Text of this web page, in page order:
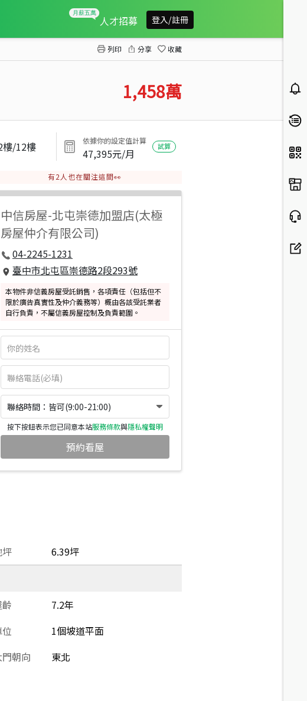
人才招募 登入/註冊
列印 分享 收藏
1,458萬
樓/12樓 依據你的設定值計算
47,395元/月
試算
有2 人也在關注這間👀
中信房屋-北屯崇德加盟店(太極
房屋仲介有限公司)
04-2245-1231
臺中市北屯區崇德路2段293號
本物件非信義房屋受託銷售，各項責任（包括但不
限於廣告真實性及仲介義務等）概由各該受託業者
自行負責，不屬信義房屋控制及負責範圍。
聯絡時間：皆可(9:00-21:00)
按下按鈕表示您已同意本站服務條款與隱私權聲明
預約看屋
6.39坪
7.2年
1個坡道平面
門朝向
東北